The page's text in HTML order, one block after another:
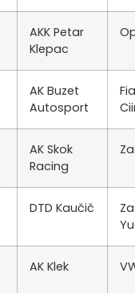
AKK Petar
Klepac
AK Buzet
Autosport
AK Skok
Racing
DTD Kaučič
AK Klek